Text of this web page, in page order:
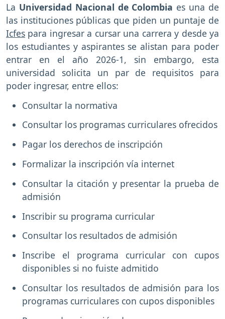
La Universidad Nacional de Colombia es una de
las instituciones públicas que piden un puntaje de
Icfes para ingresar a cursar una carrera y desde ya
los estudiantes y aspirantes se alistan para poder
entrar en el año 2026-1, sin embargo, esta
universidad solicita un par de requisitos para
poder ingresar, entre ellos:
Consultar la normativa
Consultar los programas curriculares ofrecidos
Pagar los derechos de inscripción
Formalizar la inscripción vía internet
Consultar la citación y presentar la prueba de
admisión
Inscribir su programa curricular
Consultar los resultados de admisión
Inscribe el programa curricular con cupos
disponibles si no fuiste admitido
Consultar los resultados de admisión para los
programas curriculares con cupos disponibles